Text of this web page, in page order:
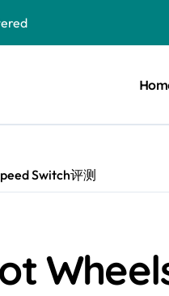
Bloom in the mist
I Jedi Power Battles
Switch评测